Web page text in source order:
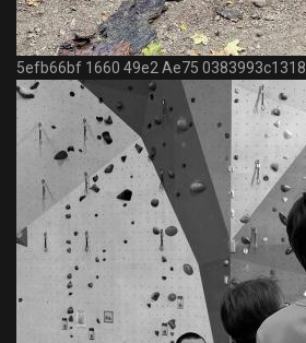
5efb66bf 1660 49e2 Ae75 0383993c1318